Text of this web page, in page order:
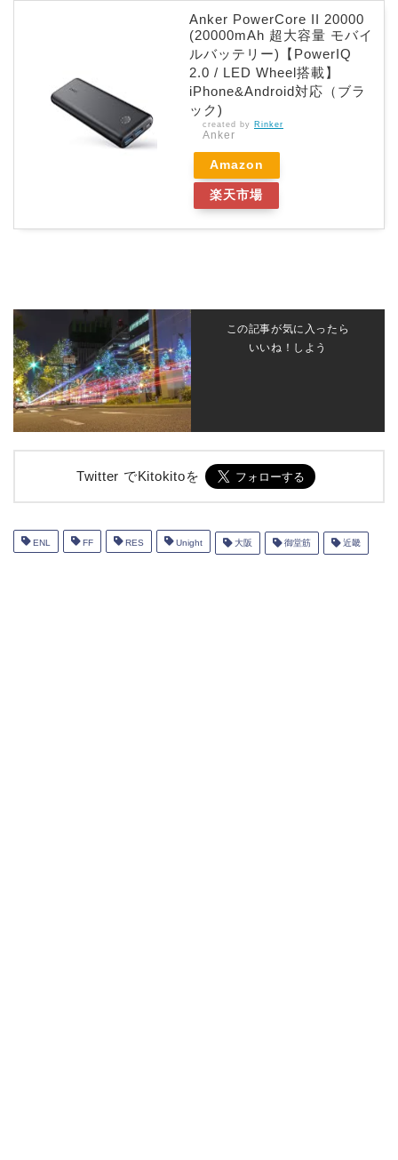
Anker PowerCore II 20000
(20000mAh 超大容量 モバイ
ルバッテリー)【PowerIQ
2.0 / LED Wheel搭載】
iPhone&Android対応（ブラ
ック)
created by Rinker
Anker
Amazon
楽天市場
この記事が気に入ったら
いいね！しよう
Twitter でKitokitoを
ENL FF RES Unight 大阪 御堂筋 近畿